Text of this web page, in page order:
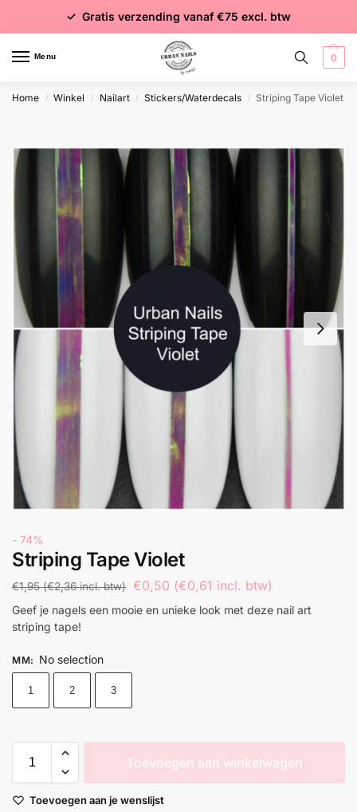
✓ Gratis verzending vanaf €75 excl. btw
✓ Voor 15:00 besteld = dezelfde dag verzonden
✓ Meer dan 4000 producten
Menu 0
Home / Winkel / Nailart / Stickers/Waterdecals / Striping Tape Violet
- 74%
Striping Tape Violet
€1,95(€2,36incl. btw) €0,50 (€0,61 incl. btw)
Geef je nagels een mooie en unieke look met deze nail art
striping tape!
MM: No selection
1 2 3
Toevoegen aan winkelwagen
Toevoegen aan je wenslijst